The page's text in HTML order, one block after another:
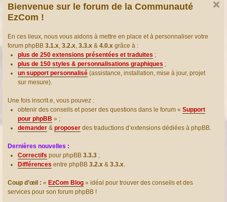
er
Bienvenue sur le forum de la Communauté
EzCom !
En ces lieux, nous vous aidons à mettre en place et à personnaliser votre
forum phpBB 3.1.x, 3.2.x, 3.3.x & 4.0.x grâce à :
plus de 250 extensions présentées et traduites ;
plus de 150 styles & personnalisations graphiques ;
un support personnalisé (assistance, installation, mise à jour, projet
sur mesure).
Une fois inscrit.e, vous pouvez :
obtenir des conseils et poser des questions dans le forum « Support
pour phpBB » ;
demander & proposer des traductions d’extensions dédiées à phpBB.
Dernières nouvelles :
Correctifs pour phpBB 3.3.3 ;
Différences entre phpBB 3.2.x & 3.3.x.
Coup d’œil : « EzCom Blog » idéal pour trouver des conseils et des
services pour son forum phpBB !